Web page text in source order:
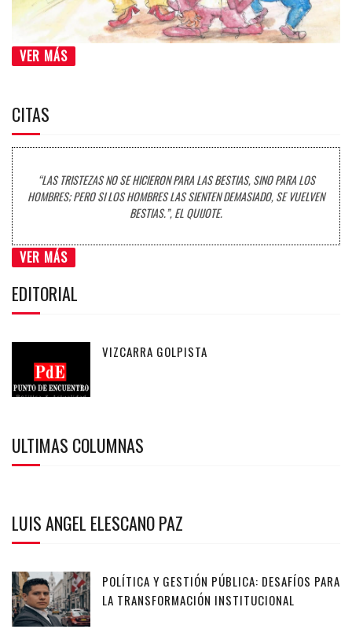
VER MÁS
CITAS
“LAS TRISTEZAS NO SE HICIERON PARA LAS BESTIAS, SINO PARA LOS
HOMBRES; PERO SI LOS HOMBRES LAS SIENTEN DEMASIADO, SE VUELVEN
BESTIAS.”, EL QUIJOTE.
VER MÁS
EDITORIAL
VIZCARRA GOLPISTA
ULTIMAS COLUMNAS
LUIS ANGEL ELESCANO PAZ
POLÍTICA Y GESTIÓN PÚBLICA: DESAFÍOS PARA
LA TRANSFORMACIÓN INSTITUCIONAL